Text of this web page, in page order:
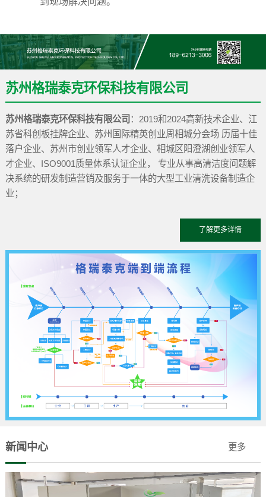
苏州格瑞泰克环保科技有限公司
苏州格瑞泰克环保科技有限公司 ：2019和2024高新技术企业、江
苏省科创板挂牌企业、苏州国际精英创业周相城分会场 历届十佳
落户企业、苏州市创业领军人才企业、相城区阳澄湖创业领军人
才企业、ISO9001质量体系认证企业，
专业从事高清洁度问题解
决系统的研发制造营销及服务于一体的大型工业清洗设备制造企
业；
了解更多详情
新闻中心 更多